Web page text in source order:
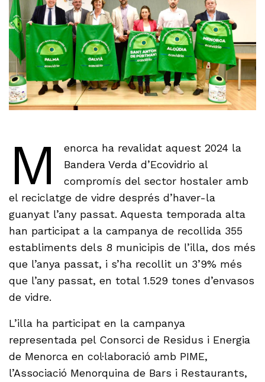
M
enorca ha revalidat aquest 2024 la
Bandera Verda d’Ecovidrio al
compromís del sector hostaler amb
el reciclatge de vidre després d’haver-la
guanyat l’any passat. Aquesta temporada alta
han participat a la campanya de recollida 355
establiments dels 8 municipis de l’illa, dos més
que l’anya passat, i s’ha recollit un 3’9% més
que l’any passat, en total 1.529 tones d’envasos
de vidre.
L’illa ha participat en la campanya
representada pel Consorci de Residus i Energia
de Menorca en col·laboració amb PIME,
l’Associació Menorquina de Bars i Restaurants,